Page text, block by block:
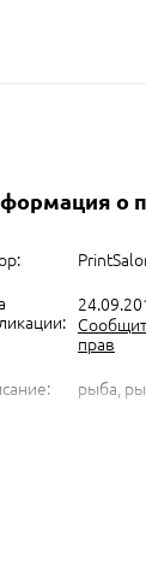
о
прав
рыба,